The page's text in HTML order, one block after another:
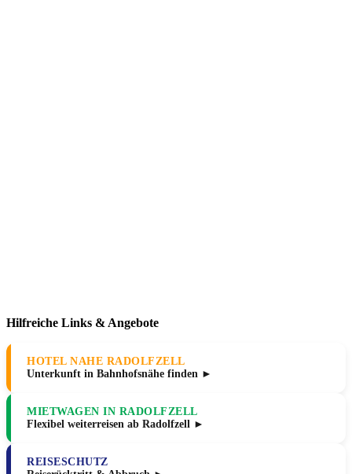
Hilfreiche Links & Angebote
HOTEL NAHE RADOLFZELL
Unterkunft in Bahnhofsnähe finden ►
MIETWAGEN IN RADOLFZELL
Flexibel weiterreisen ab Radolfzell ►
REISESCHUTZ